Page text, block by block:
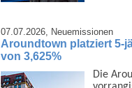
07.07.2026, Neuemissionen
Aroundtown platziert 5-
von 3,625%
Die